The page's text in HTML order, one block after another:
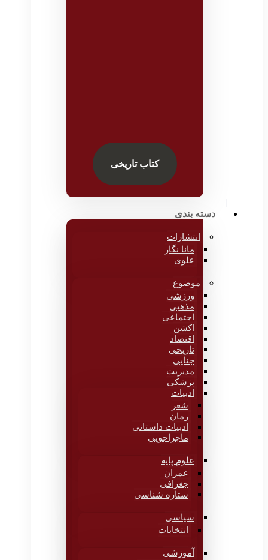
کتاب تاریخی
دسته بندی
انتشارات
مانا نگار
علوی
موضوع
ورزشی
مذهبی
اجتماعی
اکشن
اقتصاد
تاریخی
جنایی
مدیریت
پزشکی
ادبیات
شعر
رمان
ادبیات داستانی
ماجراجویی
علوم پایه
عمران
جغرافی
ستاره شناسی
سیاسی
انتخابات
آموزشی